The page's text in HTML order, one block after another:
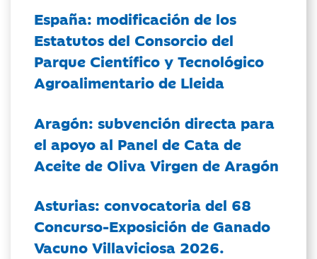
España: modificación de los
Estatutos del Consorcio del
Parque Científico y Tecnológico
Agroalimentario de Lleida
Aragón: subvención directa para
el apoyo al Panel de Cata de
Aceite de Oliva Virgen de Aragón
Asturias: convocatoria del 68
Concurso-Exposición de Ganado
Vacuno Villaviciosa 2026.